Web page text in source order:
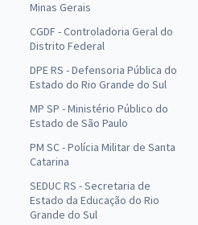
Minas Gerais
CGDF - Controladoria Geral do
Distrito Federal
DPE RS - Defensoria Pública do
Estado do Rio Grande do Sul
MP SP - Ministério Público do
Estado de São Paulo
PM SC - Polícia Militar de Santa
Catarina
SEDUC RS - Secretaria de
Estado da Educação do Rio
Grande do Sul